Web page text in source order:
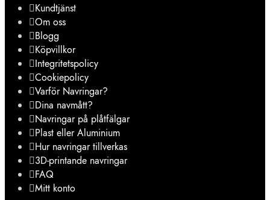
Kundtjänst
Om oss
Blogg
Köpvillkor
Integritetspolicy
Cookiepolicy
Varför Navringar?
Dina navmått?
Navringar på plåtfälgar
Plast eller Aluminium
Hur navringar tillverkas
3D-printande navringar
FAQ
Mitt konto